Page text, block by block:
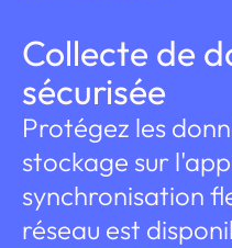
Collecte de
sécurisée
Protégez les
stockage sur
synchronisation
réseau est